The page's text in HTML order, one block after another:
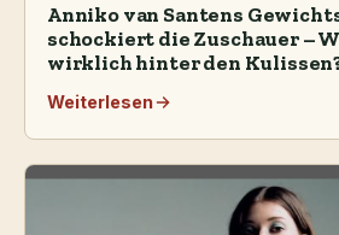
Anniko van Santens
schockiert die Zuschauer –
wirklich hinter den
Weiterlesen